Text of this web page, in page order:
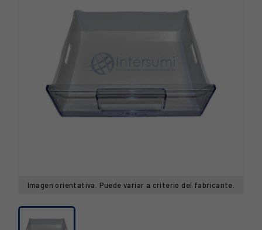
Imagen orientativa. Puede variar a criterio del fabricante.